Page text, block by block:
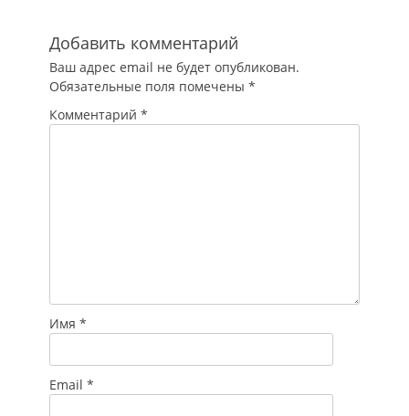
Добавить комментарий
Ваш адрес email не будет опубликован.
Обязательные поля помечены *
Комментарий *
Имя *
Email *